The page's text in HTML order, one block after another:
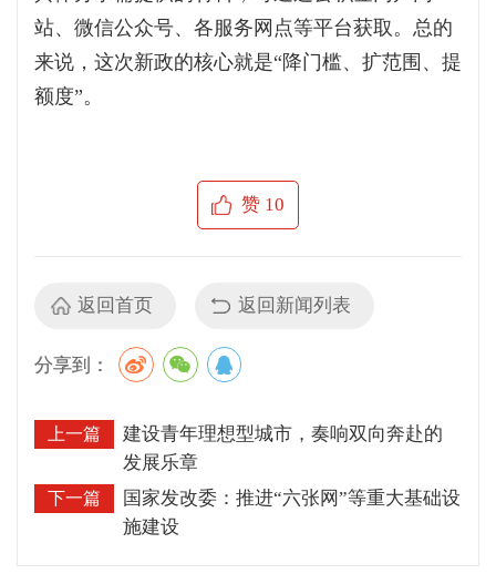
站、微信公众号、各服务网点等平台获取。总的
来说，这次新政的核心就是“降门槛、扩范围、提
额度”。
赞 10
返回首页 返回新闻列表
分享到：
上一篇
建设青年理想型城市，奏响双向奔赴的
发展乐章
下一篇
国家发改委：推进“六张网”等重大基础设
施建设